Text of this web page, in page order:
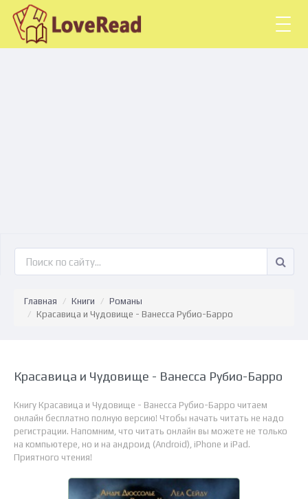
Главная Книги
Романы
Красавица и Чудовище - Ванесса Рубио-Барро
Красавица и Чудовище - Ванесса Рубио-Барро
Книгу Красавица и Чудовище - Ванесса Рубио-Барро читаем
онлайн бесплатно полную версию! Чтобы начать читать не надо
регистрации. Напомним, что читать онлайн вы можете не только
на компьютере, но и на андроид (Android), iPhone и iPad.
Приятного чтения!